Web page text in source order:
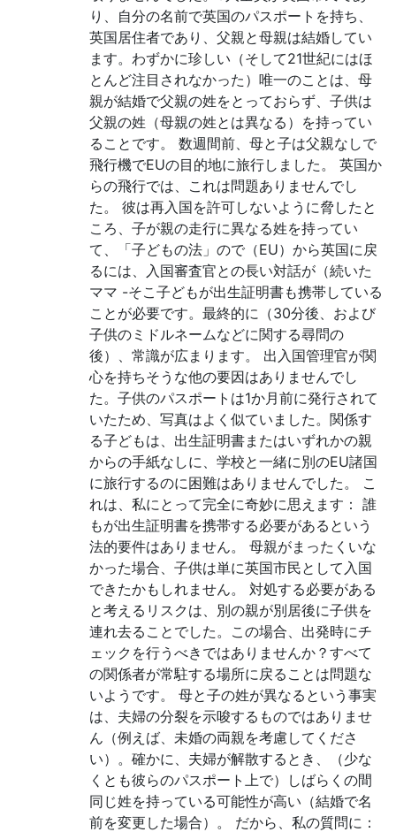
り、自分の名前で英国のパスポートを持ち、
英国居住者であり、父親と母親は結婚してい
ます。わずかに珍しい（そして21世紀にはほ
とんど注目されなかった）唯一のことは、母
親が結婚で父親の姓をとっておらず、子供は
父親の姓（母親の姓とは異なる）を持ってい
ることです。 数週間前、母と子は父親なしで
飛行機でEUの目的地に旅行しました。 英国か
らの飛行では、これは問題ありませんでし
た。 彼は再入国を許可しないように脅したと
ころ、子が親の走行に異なる姓を持ってい
て、「子どもの法」ので（EU）から英国に戻
るには、入国審査官との長い対話が（続いた
ママ -そこ子どもが出生証明書も携帯している
ことが必要です。最終的に（30分後、および
子供のミドルネームなどに関する尋問の
後）、常識が広まります。 出入国管理官が関
心を持ちそうな他の要因はありませんでし
た。子供のパスポートは1か月前に発行されて
いたため、写真はよく似ていました。関係す
る子どもは、出生証明書またはいずれかの親
からの手紙なしに、学校と一緒に別のEU諸国
に旅行するのに困難はありませんでした。 こ
れは、私にとって完全に奇妙に思えます： 誰
もが出生証明書を携帯する必要があるという
法的要件はありません。 母親がまったくいな
かった場合、子供は単に英国市民として入国
できたかもしれません。 対処する必要がある
と考えるリスクは、別の親が別居後に子供を
連れ去ることでした。この場合、出発時にチ
ェックを行うべきではありませんか？すべて
の関係者が常駐する場所に戻ることは問題な
いようです。 母と子の姓が異なるという事実
は、夫婦の分裂を示唆するものではありませ
ん（例えば、未婚の両親を考慮してくださ
い）。確かに、夫婦が解散するとき、（少な
くとも彼らのパスポート上で）しばらくの間
同じ姓を持っている可能性が高い（結婚で名
前を変更した場合）。 だから、私の質問に：